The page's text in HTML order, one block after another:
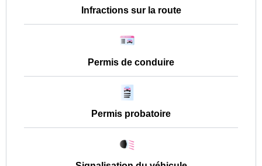
Infractions sur la route
Permis de conduire
Permis probatoire